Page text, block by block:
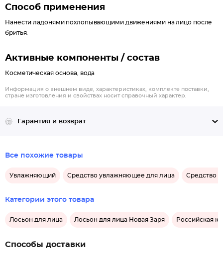
Способ применения
Нанести ладонями похлопывающими движениями на лицо после
бритья.
Активные компоненты / состав
Косметическая основа, вода
Информация о внешнем виде, характеристиках, комплекте поставки,
стране изготовления и свойствах носит справочный характер.
Гарантия и возврат
Все похожие товары
Увлажняющий Средство увлажняющее для лица Средство
Категории этого товара
Лосьон для лица Лосьон для лица Новая Заря Российская
Способы доставки